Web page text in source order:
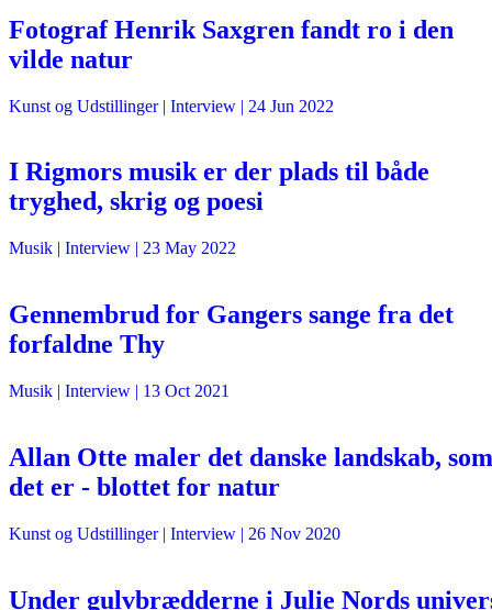
Fotograf Henrik Saxgren fandt ro i den
vilde natur
Kunst og Udstillinger| Interview | 24 Jun 2022
I Rigmors musik er der plads til både
tryghed, skrig og poesi
Musik | Interview | 23 May 2022
Gennembrud for Gangers sange fra det
forfaldne Thy
Musik | Interview | 13 Oct 2021
Allan Otte maler det danske landskab, som
det er - blottet for natur
Kunst og Udstillinger| Interview | 26 Nov 2020
Under gulvbrædderne i Julie Nords